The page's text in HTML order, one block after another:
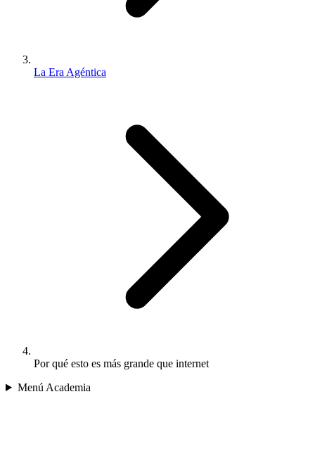
La Era Agéntica
Por qué esto es más grande que internet
Menú Academia